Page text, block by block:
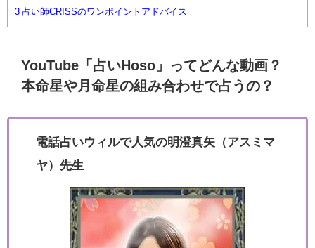
3 占い師CRISSのワンポイントアドバイス
YouTube「占いHoso」ってどんな動画？
本命星や月命星の組み合わせで占うの？
電話占いウィルで人気の明澄真矢（アスミマ
ヤ）先生